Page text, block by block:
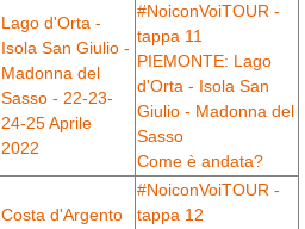
Lago d'Orta -
Isola San Giulio -
Madonna del
Sasso - 22-23-
24-25 Aprile
2022
#NoiconVoiTOUR -
tappa 11
PIEMONTE: Lago
d'Orta - Isola San
Giulio - Madonna del
Sasso
Come è andata?
Costa d'Argento
#NoiconVoiTOUR -
tappa 12